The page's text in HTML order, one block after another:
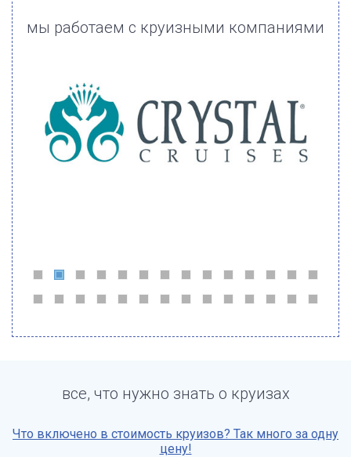
мы работаем с круизными компаниями
все, что нужно знать о круизах
Что включено в стоимость круизов? Так много за одну
цену!